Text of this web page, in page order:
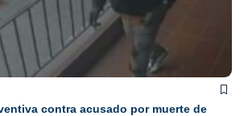
contra acusado por muerte de